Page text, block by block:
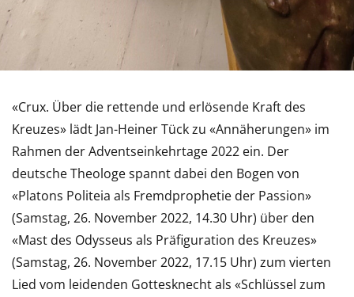
«Crux. Über die rettende und erlösende Kraft des
Kreuzes» lädt Jan-Heiner Tück zu «Annäherungen» im
Rahmen der Adventseinkehrtage 2022 ein. Der
deutsche Theologe spannt dabei den Bogen von
«Platons Politeia als Fremdprophetie der Passion»
(Samstag, 26. November 2022, 14.30 Uhr) über den
«Mast des Odysseus als Präfiguration des Kreuzes»
(Samstag, 26. November 2022, 17.15 Uhr) zum vierten
Lied vom leidenden Gottesknecht als «Schlüssel zum